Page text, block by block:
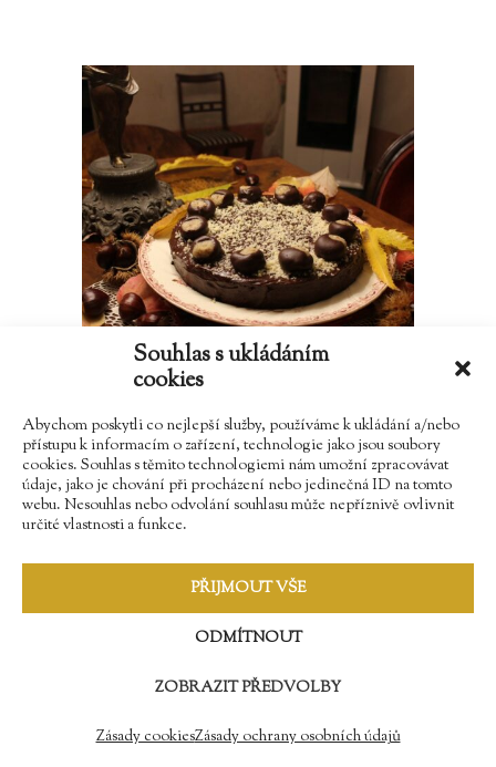
Souhlas s ukládáním
cookies
Abychom poskytli co nejlepší služby, používáme k ukládání a/nebo
přístupu k informacím o zařízení, technologie jako jsou soubory
cookies. Souhlas s těmito technologiemi nám umožní zpracovávat
údaje, jako je chování při procházení nebo jedinečná ID na tomto
webu. Nesouhlas nebo odvolání souhlasu může nepříznivě ovlivnit
určité vlastnosti a funkce.
PŘIJMOUT VŠE
ODMÍTNOUT
ZOBRAZIT PŘEDVOLBY
Zásady cookiesZásady ochrany osobních údajů
KAŠTANOVÝ DORT
Je to už 10 let, co jsme na nádvoří
našeho zámku vysadili dva jedlé
kaštany...